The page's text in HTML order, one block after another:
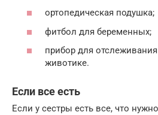
ортопедическая подушка;
фитбол для беременных;
прибор для
животике.
Если все есть
Если у сестры есть все, что